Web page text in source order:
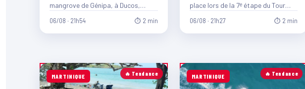
mangrove de Génipa, à Ducos,
pendant plusieurs jours. Selon la
municipalité, entre…
06/08 · 21h54 ⏱ 2 min
place lors de la 7ᵉ étape du Tour
06/08 · 21h27 ⏱ 2 min
🔥 Tendance
MARTINIQUE 🔥 Tendance
MARTINIQUE